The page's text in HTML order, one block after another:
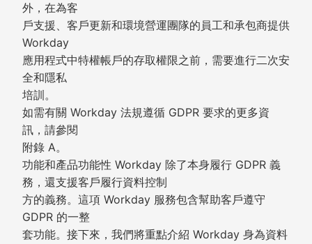
外，在為客
戶支援、客戶更新和環境營運團隊的員工和承包商提供
Workday
應用程式中特權帳戶的存取權限之前，需要進行二次安
全和隱私
培訓。
如需有關 Workday 法規遵循 GDPR 要求的更多資
訊，請參閱
附錄 A。
功能和產品功能性 Workday 除了本身履行 GDPR 義
務，還支援客戶履行資料控制
方的義務。這項 Workday 服務包含幫助客戶遵守
GDPR 的一整
套功能。接下來，我們將重點介紹 Workday 身為資料